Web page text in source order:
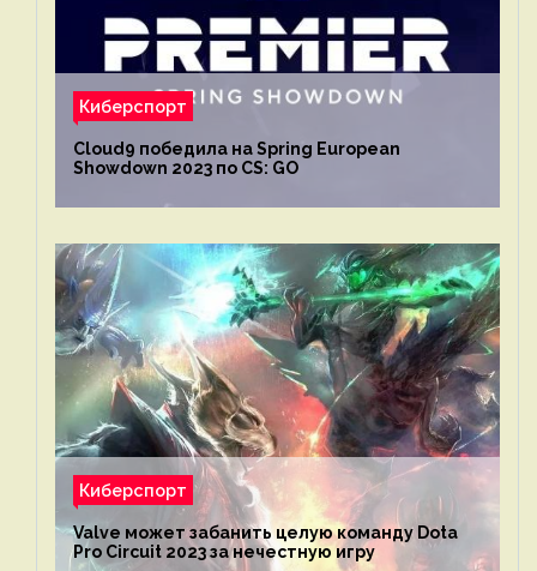
Киберспорт
Cloud9 победила на Spring European
Showdown 2023 по CS: GO
Киберспорт
Valve может забанить целую команду Dota
Pro Circuit 2023 за нечестную игру